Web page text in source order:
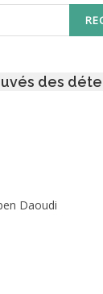
des
Daoudi